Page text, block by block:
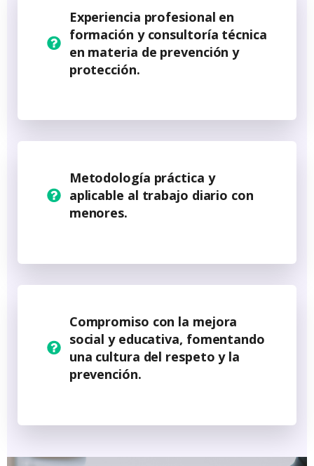
Experiencia profesional en
formación y consultoría técnica
en materia de prevención y
protección.
Metodología práctica y
aplicable al trabajo diario con
menores.
Compromiso con la mejora
social y educativa, fomentando
una cultura del respeto y la
prevención.